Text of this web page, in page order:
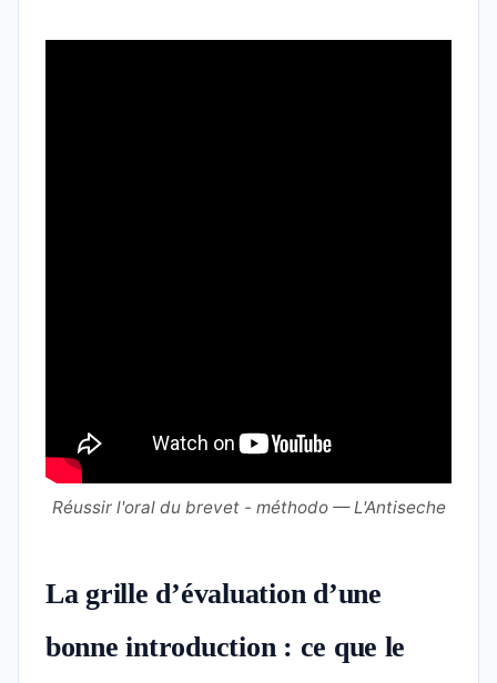
Réussir l'oral du brevet - méthodo — L'Antiseche
La grille d’évaluation d’une
bonne introduction : ce que le